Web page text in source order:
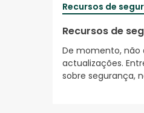
Recursos de
Recursos de
De momento, não
actualizações.
sobre segurança,